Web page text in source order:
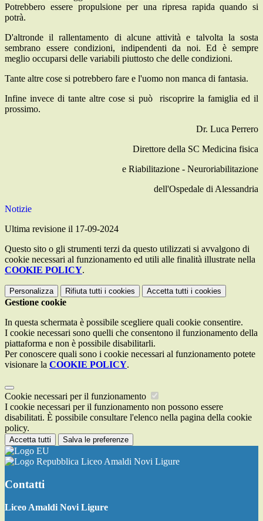
Potrebbero essere propulsione per una ripresa rapida quando si
potrà.
D'altronde il rallentamento di alcune attività e talvolta la sosta
sembrano essere condizioni, indipendenti da noi. Ed è sempre
meglio occuparsi delle variabili piuttosto che delle condizioni.
Tante altre cose si potrebbero fare e l'uomo non manca di fantasia.
Infine invece di tante altre cose si può riscoprire la famiglia ed il
prossimo.
Dr. Luca Perrero
Direttore della SC Medicina fisica
e Riabilitazione - Neuroriabilitazione
dell'Ospedale di Alessandria
Notizie
Ultima revisione il 17-09-2024
Questo sito o gli strumenti terzi da questo utilizzati si avvalgono di
cookie necessari al funzionamento ed utili alle finalità illustrate nella
COOKIE POLICY.
Personalizza Rifiuta tutti i cookies Accetta tutti i cookies
Gestione cookie
In questa schermata è possibile scegliere quali cookie consentire.
I cookie necessari sono quelli che consentono il funzionamento della
piattaforma e non è possibile disabilitarli.
Per conoscere quali sono i cookie necessari al funzionamento potete
visionare la COOKIE POLICY.
Cookie necessari per il funzionamento
I cookie necessari per il funzionamento non possono essere
disabilitati. È possibile consultare l'elenco nella pagina della cookie
policy.
Accetta tutti Salva le preferenze
Liceo Amaldi Novi Ligure
Contatti
Liceo Amaldi Novi Ligure